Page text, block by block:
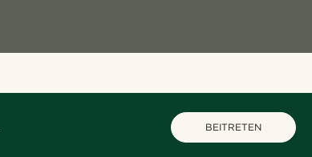
BEITRETEN